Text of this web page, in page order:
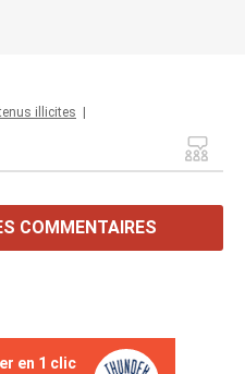
illicites
COMMENTAIRES
en 1 clic